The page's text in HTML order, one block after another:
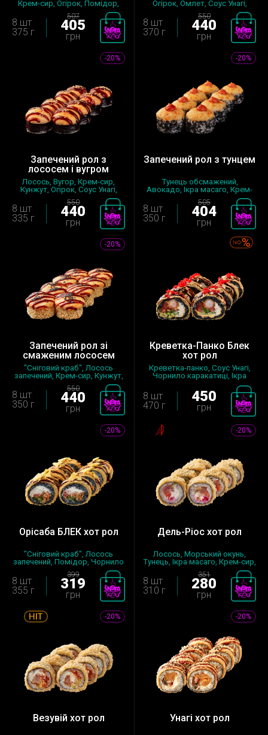
Крем-сир, Огірок, Помідор,
Соу...
8 шт
375 г
507
405
грн
Огірок, Омлет, Соус Унагі,
Сирн...
8 шт
370 г
550
440
грн
-20%
Запечений рол з
лососем і вугром
Лосось, Вугор, Крем-сир,
Кунжут, Огірок, Соус Унагі,
Сир...
8 шт
335 г
550
440
грн
-20%
Запечений рол з тунцем
Тунець обсмажений,
Авокадо, Ікра масаго, Крем-
сир, Соус...
8 шт
350 г
505
404
грн
-20%
Запечений рол зі
смаженим лососем
"Сніговий краб", Лосось
запечений, Крем-сир, Кунжут,
Огі...
8 шт
350 г
550
440
грн
Креветка-Панко Блек
хот рол
Креветка-панко, Соус Унагі,
Чорнило каракатиці, Ікра
8 шт
470 г
450
грн
-20%
Орісаба БЛЕК хот рол
"Сніговий краб", Лосось
запечений, Помідор, Чорнило
кара...
8 шт
355 г
399
319
грн
-20%
Дель-Ріос хот рол
Лосось, Морський окунь,
Тунець, Ікра масаго, Крем-сир,
О...
8 шт
310 г
351
280
грн
-20%
Везувій хот рол
-20%
Унагі хот рол